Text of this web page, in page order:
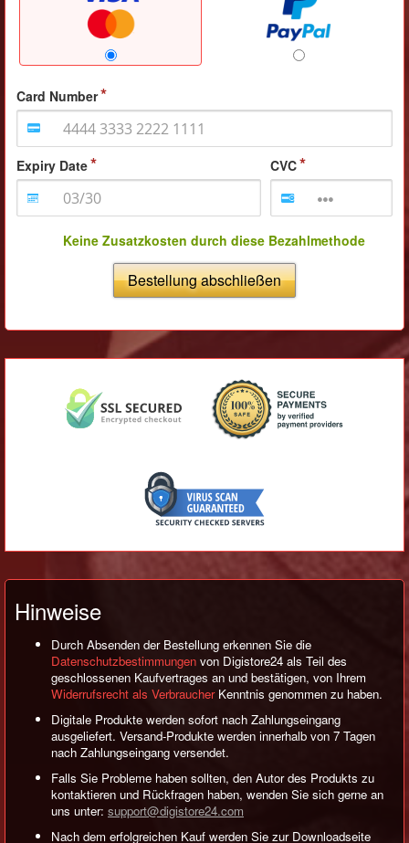
Card Number
Expiry Date CVC
Keine Zusatzkosten durch diese Bezahlmethode
Bestellung abschließen
Hinweise
Durch Absenden der Bestellung erkennen Sie die
Datenschutzbestimmungen von Digistore24 als Teil des
geschlossenen Kaufvertrages an und bestätigen, von Ihrem
Widerrufsrecht als VerbraucherKenntnis genommen zu haben.
Digitale Produkte werden sofort nach Zahlungseingang
ausgeliefert. Versand-Produkte werden innerhalb von 7 Tagen
nach Zahlungseingang versendet.
Falls Sie Probleme haben sollten, den Autor des Produkts zu
kontaktieren und Rückfragen haben, wenden Sie sich gerne an
uns unter: support@digistore24.com
Nach dem erfolgreichen Kauf werden Sie zur Downloadseite